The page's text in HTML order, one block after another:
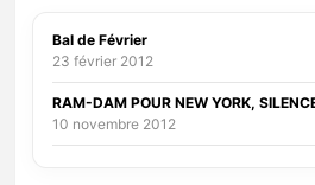
Bal de Février
23 février 2012
RAM-DAM POUR NEW YORK,
10 novembre 2012